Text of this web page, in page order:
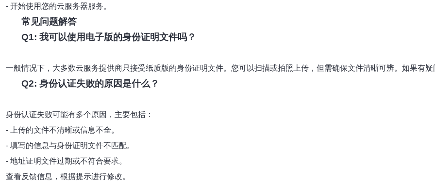
- 开始使用您的云服务器服务。
常见问题解答
Q1: 我可以使用电子版的身份证明文件吗？
一般情况下，大多数云服务提供商只接受纸质版的身份证明文件。您可以扫描或拍照上传，但需确保文件清晰可辨。如果有疑
Q2: 身份认证失败的原因是什么？
身份认证失败可能有多个原因，主要包括：
- 上传的文件不清晰或信息不全。
- 填写的信息与身份证明文件不匹配。
- 地址证明文件过期或不符合要求。
查看反馈信息，根据提示进行修改。